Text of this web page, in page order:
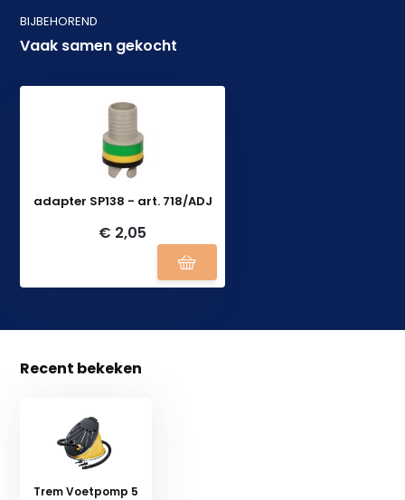
BIJBEHOREND
Vaak samen gekocht
adapter SP138 - art. 718/ADJ
€ 2,05
Recent bekeken
Trem Voetpomp 5